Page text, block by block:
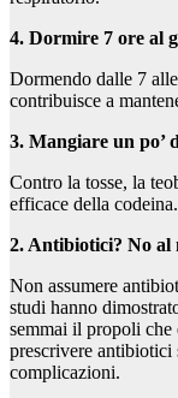
4. Dormire 7 ore al
Dormendo dalle 7
contribuisce a
3. Mangiare un po’
Contro la tosse, la
efficace della codeina.
2. Antibiotici? No al
Non assumere
studi hanno
semmai il propoli che
prescrivere antibiotici
complicazioni.